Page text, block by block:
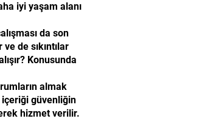
iyi yaşam alanı
da son
de sıkıntılar
Konusunda
almak
içeriği güvenliğin
hizmet verilir.